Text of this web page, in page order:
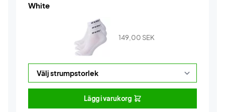
White
149,00 SEK
Lägg i varukorg